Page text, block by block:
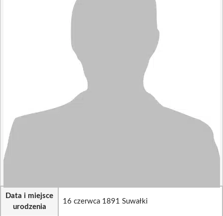
Data i miejsce
urodzenia
16 czerwca 1891 Suwałki